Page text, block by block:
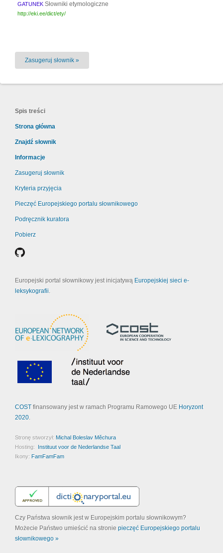
GATUNEK Słowniki etymologiczne
http://eki.ee/dict/ety/
Zasugeruj słownik »
Spis treści
Strona główna
Znajdź słownik
Informacje
Zasugeruj słownik
Kryteria przyjęcia
Pieczęć Europejskiego portalu słownikowego
Podręcznik kuratora
Pobierz
Europejski portal słownikowy jest inicjatywą Europejskiej sieci e-
leksykografii.
COSTfinansowany jest w ramach Programu Ramowego UE Horyzont
2020.
Stronę stworzył: Michal Boleslav Měchura
Hosting: Instituut voor de Nederlandse Taal
Ikony: FamFamFam
Czy Państwa słownik jest w Europejskim portalu słownikowym?
Możecie Państwo umieścić na stronie pieczęć Europejskiego portalu
słownikowego »